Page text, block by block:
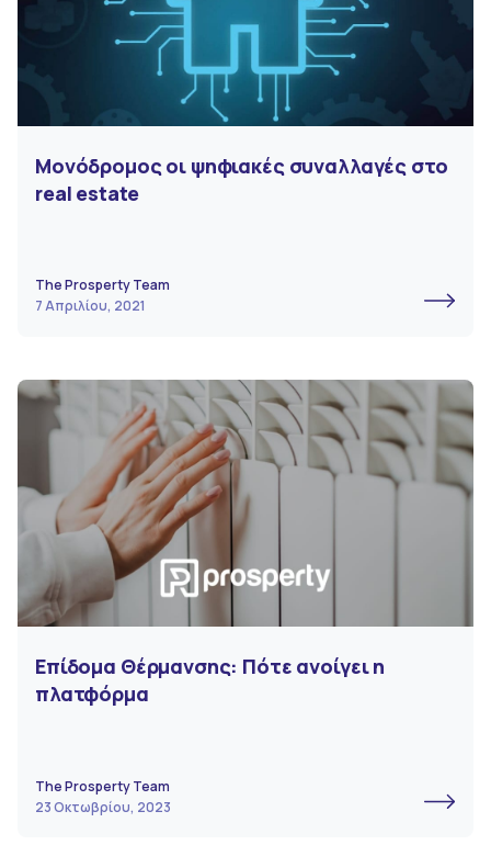
Μονόδρομος οι ψηφιακές συναλλαγές στο
real estate
The Prosperty Team
7 Απριλίου, 2021
Επίδομα Θέρμανσης: Πότε ανοίγει η
πλατφόρμα
The Prosperty Team
23 Οκτωβρίου, 2023